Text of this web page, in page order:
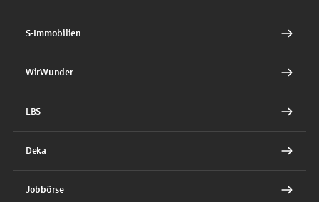
S-Immobilien
WirWunder
LBS
Deka
Jobbörse